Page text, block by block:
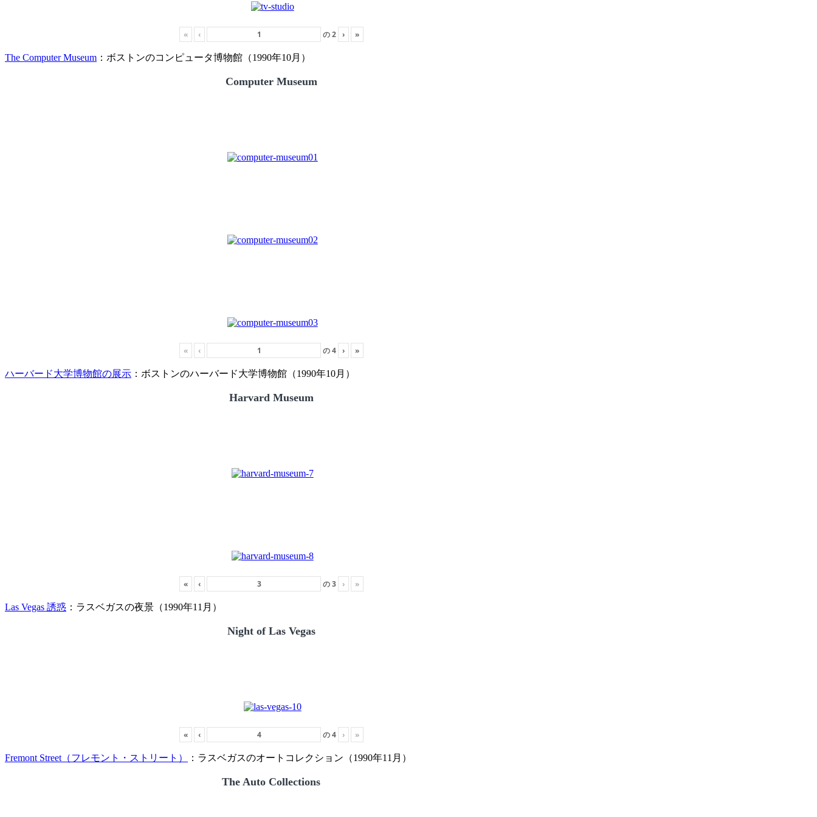
« ‹ の2 › »
The Computer Museum ：ボストンのコンピュータ博物館（1990年10月）
Computer Museum
« ‹ の4 › »
ハーバード大学博物館の展示 ：ボストンのハーバード大学博物館（1990年10月）
Harvard Museum
« ‹ の3 › »
Las Vegas 誘惑 ：ラスベガスの夜景（1990年11月）
Night of Las Vegas
« ‹ の4 › »
Fremont Street（フレモント・ストリート） ：ラスベガスのオートコレクション（1990年11月）
The Auto Collections